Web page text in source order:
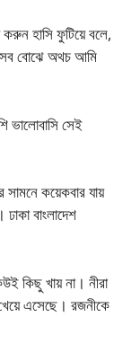
হাসি ফুটিয়ে বলে,
সব বোঝে অথচ আমি
ভালোবাসি সেই
কয়েকবার যায়
বাংলাদেশ
কিছু খায় না। নীরা
এসেছে। রজনীকে